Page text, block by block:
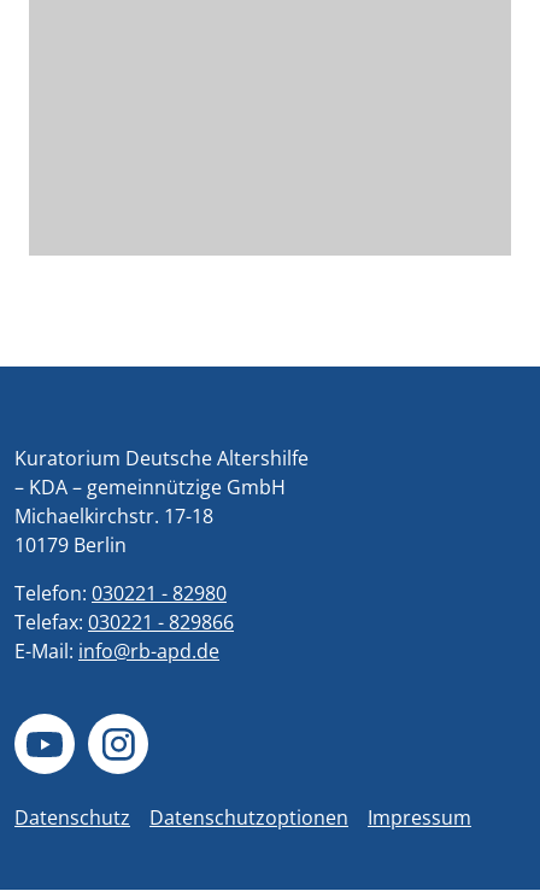
Kuratorium Deutsche Altershilfe
– KDA – gemeinnützige GmbH
Michaelkirchstr. 17-18
10179 Berlin
Telefon: 030221 - 82980
Telefax: 030221 - 829866
E-Mail: info@rb-apd.de
Datenschutz Datenschutzoptionen Impressum